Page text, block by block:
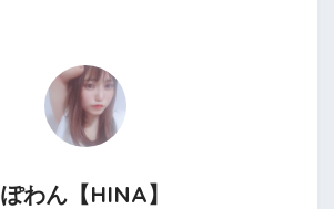
ぽわん【HINA】